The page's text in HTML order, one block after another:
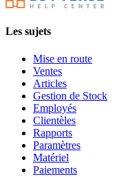
Les sujets
Mise en route
Ventes
Articles
Gestion de Stock
Employés
Clientèles
Rapports
Paramètres
Matériel
Paiements